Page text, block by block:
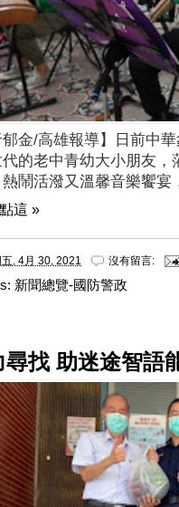
郁金/高雄報導】日前中
的老中青幼大小朋友
鬧活潑又溫馨音樂饗宴
這 »
, 4月 30, 2021 沒有留言:
新聞總覽-國防警政
尋找 助迷途智語